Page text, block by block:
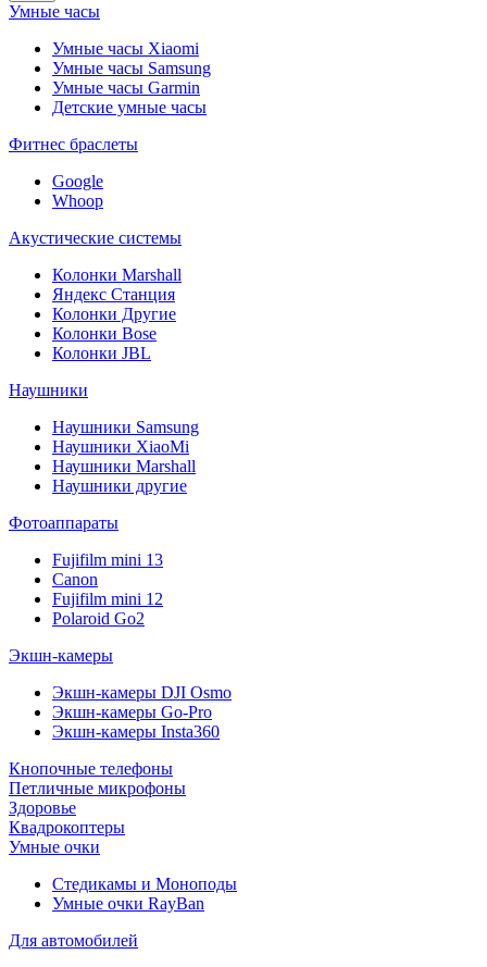
Умные часы
Умные часы Xiaomi
Умные часы Samsung
Умные часы Garmin
Детские умные часы
Фитнес браслеты
Google
Whoop
Акустические системы
Колонки Marshall
Яндекс Станция
Колонки Другие
Колонки Bose
Колонки JBL
Наушники
Наушники Samsung
Наушники XiaoMi
Наушники Marshall
Наушники другие
Фотоаппараты
Fujifilm mini 13
Canon
Fujifilm mini 12
Polaroid Go2
Экшн-камеры
Экшн-камеры DJI Osmo
Экшн-камеры Go-Pro
Экшн-камеры Insta360
Кнопочные телефоны
Петличные микрофоны
Здоровье
Квадрокоптеры
Умные очки
Стедикамы и Моноподы
Умные очки RayBan
Для автомобилей